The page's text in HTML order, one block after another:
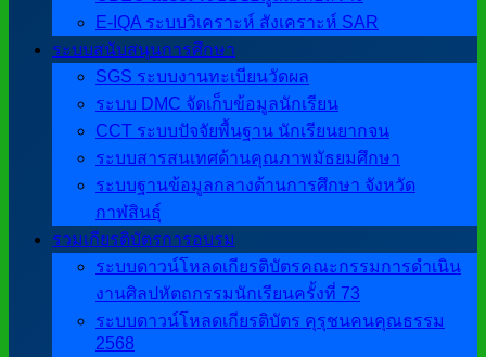
E-IQA ระบบวิเคราะห์ สังเคราะห์ SAR
ระบบสนับสนุนการศึกษา
SGS ระบบงานทะเบียนวัดผล
ระบบ DMC จัดเก็บข้อมูลนักเรียน
CCT ระบบปัจจัยพื้นฐาน นักเรียนยากจน
ระบบสารสนเทศด้านคุณภาพมัธยมศึกษา
ระบบฐานข้อมูลกลางด้านการศึกษา จังหวัด
กาฬสินธุ์
รวมเกียรติบัตรการอบรม
ระบบดาวน์โหลดเกียรติบัตรคณะกรรมการดำเนิน
งานศิลปหัตถกรรมนักเรียนครั้งที่ 73
ระบบดาวน์โหลดเกียรติบัตร คุรุชนคนคุณธรรม
2568